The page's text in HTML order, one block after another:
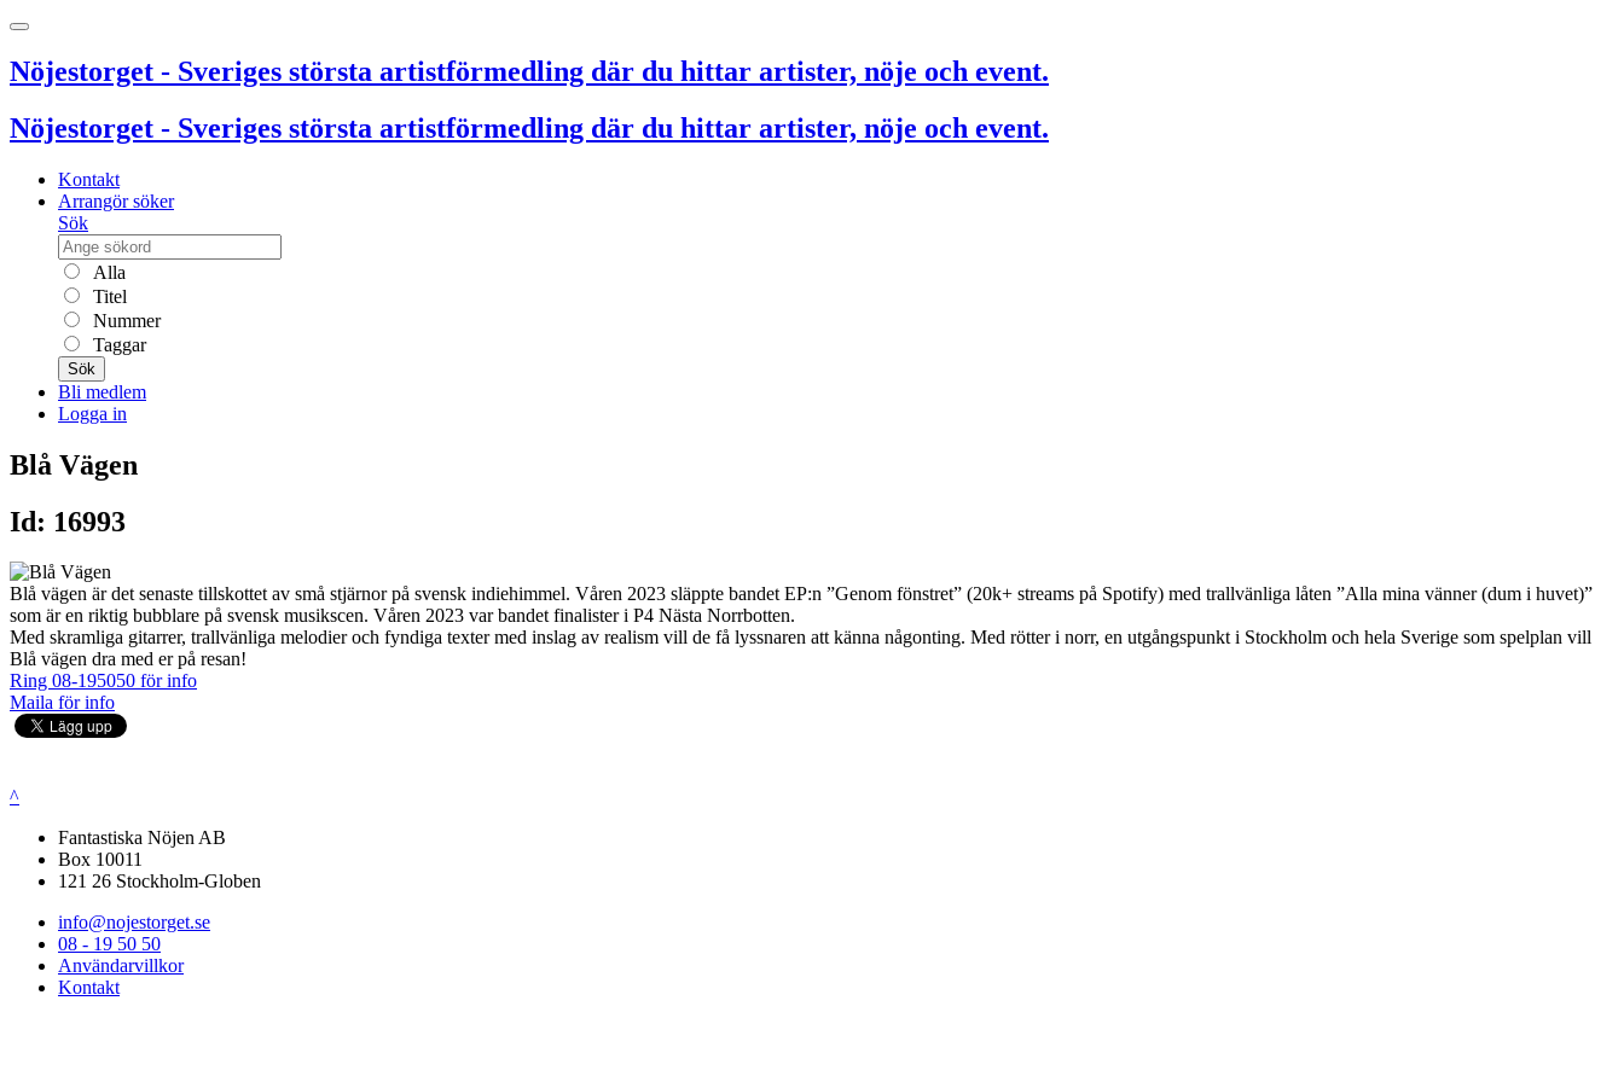
Nöjestorget - Sveriges största artistförmedling där du hittar artister, nöje och event.
Nöjestorget - Sveriges största artistförmedling där du hittar artister, nöje och event.
Kontakt
Arrangör söker
Sök
Alla
Titel
Nummer
Taggar
Sök
Bli medlem
Logga in
Blå Vägen
Id: 16993
Blå vägen är det senaste tillskottet av små stjärnor på svensk indiehimmel. Våren 2023 släppte bandet EP:n ”Genom fönstret” (20k+ streams på Spotify) med trallvänliga låten ”Alla mina vänner (dum i huvet)”
som är en riktig bubblare på svensk musikscen. Våren 2023 var bandet finalister i P4 Nästa Norrbotten.
Med skramliga gitarrer, trallvänliga melodier och fyndiga texter med inslag av realism vill de få lyssnaren att känna någonting. Med rötter i norr, en utgångspunkt i Stockholm och hela Sverige som spelplan vill
Blå vägen dra med er på resan!
Ring 08-195050 för info
Maila för info
^
Fantastiska Nöjen AB
Box 10011
121 26 Stockholm-Globen
info@nojestorget.se
08 - 19 50 50
Användarvillkor
Kontakt